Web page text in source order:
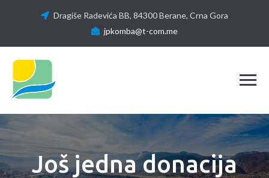
Dragiše Radevića BB, 84300 Berane, Crna Gora
jpkomba@t-com.me
Još jedna donacija